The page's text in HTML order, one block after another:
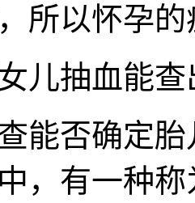
所以怀孕
抽血能查
否确定胎
，有一种